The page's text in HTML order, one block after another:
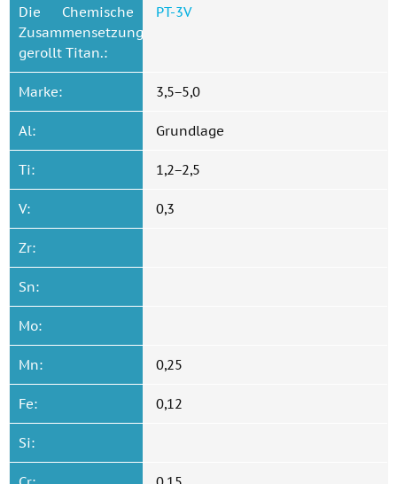
Die Chemische
Zusammensetzung
gerollt Titan.:
PT-3V
Marke: 3,5−5,0
Al: Grundlage
Ti: 1,2−2,5
V: 0,3
Zr:
Sn:
Mo:
Mn: 0,25
Fe: 0,12
Si: